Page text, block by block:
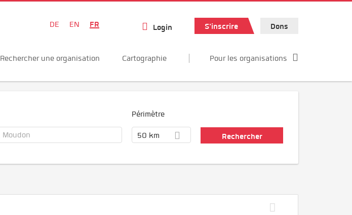
DE EN FR Login S'inscrire Dons
Rechercher une organisation Cartographie Pour les organisations
Périmètre
50 km